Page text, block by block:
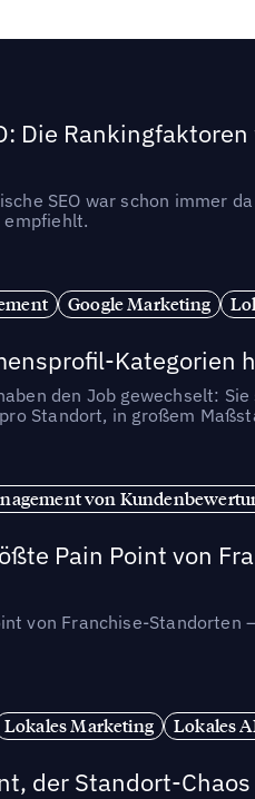
Die
SEO war schon immer
empfiehlt.
Google Marketing
Kategorien
den Job gewechselt:
Standort, in großem
von
Pain Point von
von Franchise-Standorten
Lokales Marketing Lokales
der Standort-